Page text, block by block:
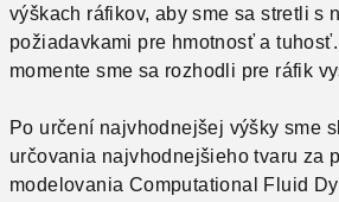
výškach ráfikov, aby sme sa stretli s
požiadavkami pre hmotnosť a tuhosť.
momente sme sa rozhodli pre ráfik
Po určení najvhodnejšej výšky sme
určovania najvhodnejšieho tvaru za
modelovania Computational Fluid